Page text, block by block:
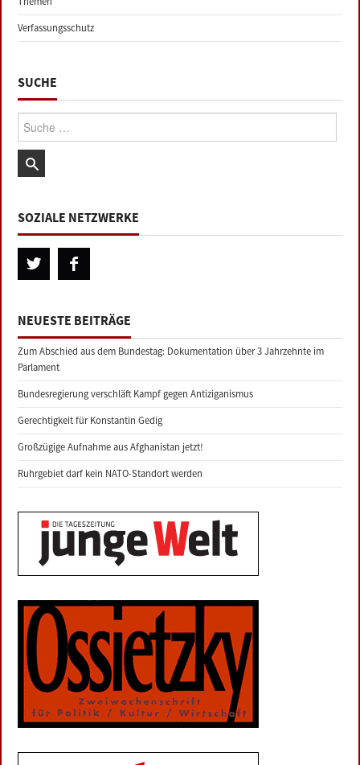
Verfassungsschutz
SUCHE
Suche:
SOZIALE NETZWERKE
NEUESTE BEITRÄGE
Zum Abschied aus dem Bundestag: Dokumentation über 3 Jahrzehnte im
Parlament
Bundesregierung verschläft Kampf gegen Antiziganismus
Gerechtigkeit für Konstantin Gedig
Großzügige Aufnahme aus Afghanistan jetzt!
Ruhrgebiet darf kein NATO-Standort werden